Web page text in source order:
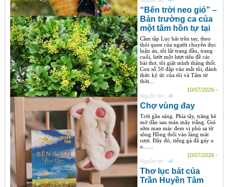
“Bên trời neo gió” –
Bản trường ca của
một tâm hồn tự tại
Cầm tập Lục bát trên tay, theo
thói quen của người chuyên đọc
luận án, tôi lật trang đầu, trang
cuối, lướt một lượt tiêu đề các
bài thơ, tôi giật mình thảng thốt.
Con số 50 đập vào mắt tôi, đánh
thức ký ức của tôi và Tâm từ
thời...
10/07/2026 -
Nguồn tin : -/-
Chợ vùng đay
Trời gần sáng. Phía tây, trăng hè
mờ dần sau màn mây trắng. Gió
sớm man mác đem vị phù sa từ
sông Hồng thổi vào làng mát
rượi. Đây đó, tiếng gà đã gáy o
o…...
10/07/2026 -
Nguồn tin : -/-
Thơ lục bát của
Trần Huyền Tâm